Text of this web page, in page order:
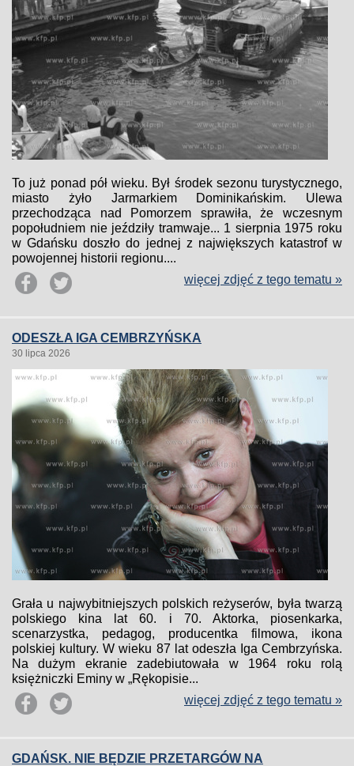
To już ponad pół wieku. Był środek sezonu turystycznego,
miasto żyło Jarmarkiem Dominikańskim. Ulewa
przechodząca nad Pomorzem sprawiła, że wczesnym
popołudniem nie jeździły tramwaje... 1 sierpnia 1975 roku
w Gdańsku doszło do jednej z największych katastrof w
powojennej historii regionu....
więcej zdjęć z tego tematu »
ODESZŁA IGA CEMBRZYŃSKA
30 lipca 2026
Grała u najwybitniejszych polskich reżyserów, była twarzą
polskiego kina lat 60. i 70. Aktorka, piosenkarka,
scenarzystka, pedagog, producentka filmowa, ikona
polskiej kultury. W wieku 87 lat odeszła Iga Cembrzyńska.
Na dużym ekranie zadebiutowała w 1964 roku rolą
księżniczki Eminy w „Rękopisie...
więcej zdjęć z tego tematu »
GDAŃSK. NIE BĘDZIE PRZETARGÓW NA